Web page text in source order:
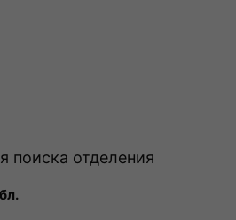
поиска отделения